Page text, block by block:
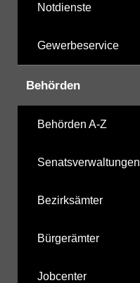
Notdienste
Gewerbeservice
Behörden
Behörden A-Z
Senatsverwaltungen
Bezirksämter
Bürgerämter
Jobcenter